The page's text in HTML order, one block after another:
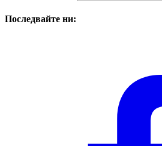
Последвайте ни: